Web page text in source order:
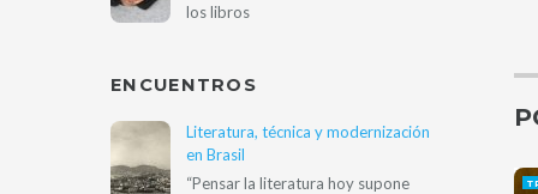
los libros
ENCUENTROS
Literatura, técnica y modernización
en Brasil
“Pensar la literatura hoy supone